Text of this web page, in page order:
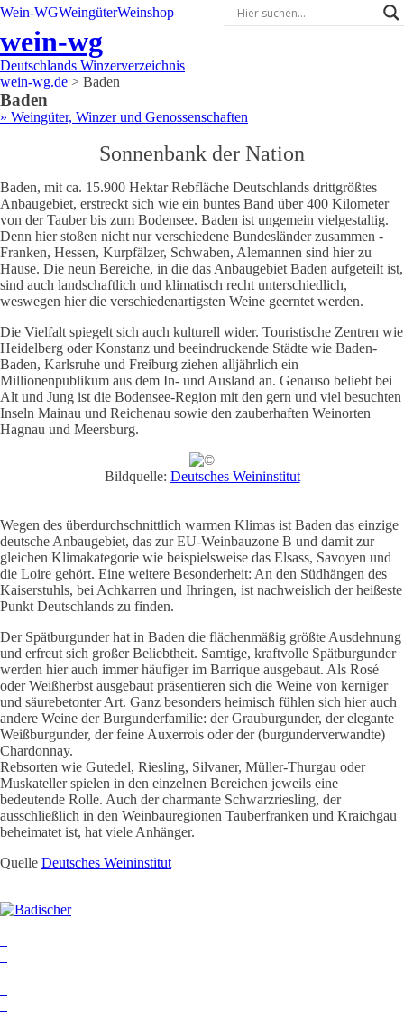
Wein-WGWeingüterWeinshop
wein-wg
Deutschlands Winzerverzeichnis
wein-wg.de > Baden
Baden
» Weingüter, Winzer und Genossenschaften
Sonnenbank der Nation
Baden, mit ca. 15.900 Hektar Rebfläche Deutschlands drittgrößtes
Anbaugebiet, erstreckt sich wie ein buntes Band über 400 Kilometer
von der Tauber bis zum Bodensee. Baden ist ungemein vielgestaltig.
Denn hier stoßen nicht nur verschiedene Bundesländer zusammen -
Franken, Hessen, Kurpfälzer, Schwaben, Alemannen sind hier zu
Hause. Die neun Bereiche, in die das Anbaugebiet Baden aufgeteilt ist,
sind auch landschaftlich und klimatisch recht unterschiedlich,
weswegen hier die verschiedenartigsten Weine geerntet werden.
Die Vielfalt spiegelt sich auch kulturell wider. Touristische Zentren wie
Heidelberg oder Konstanz und beeindruckende Städte wie Baden-
Baden, Karlsruhe und Freiburg ziehen alljährlich ein
Millionenpublikum aus dem In- und Ausland an. Genauso beliebt bei
Alt und Jung ist die Bodensee-Region mit den gern und viel besuchten
Inseln Mainau und Reichenau sowie den zauberhaften Weinorten
Hagnau und Meersburg.
Bildquelle: Deutsches Weininstitut
Wegen des überdurchschnittlich warmen Klimas ist Baden das einzige
deutsche Anbaugebiet, das zur EU-Weinbauzone B und damit zur
gleichen Klimakategorie wie beispielsweise das Elsass, Savoyen und
die Loire gehört. Eine weitere Besonderheit: An den Südhängen des
Kaiserstuhls, bei Achkarren und Ihringen, ist nachweislich der heißeste
Punkt Deutschlands zu finden.
Der Spätburgunder hat in Baden die flächenmäßig größte Ausdehnung
und erfreut sich großer Beliebtheit. Samtige, kraftvolle Spätburgunder
werden hier auch immer häufiger im Barrique ausgebaut. Als Rosé
oder Weißherbst ausgebaut präsentieren sich die Weine von kerniger
und säurebetonter Art. Ganz besonders heimisch fühlen sich hier auch
andere Weine der Burgunderfamilie: der Grauburgunder, der elegante
Weißburgunder, der feine Auxerrois oder der (burgunderverwandte)
Chardonnay.
Rebsorten wie Gutedel, Riesling, Silvaner, Müller-Thurgau oder
Muskateller spielen in den einzelnen Bereichen jeweils eine
bedeutende Rolle. Auch der charmante Schwarzriesling, der
ausschließlich in den Weinbauregionen Tauberfranken und Kraichgau
beheimatet ist, hat viele Anhänger.
Quelle Deutsches Weininstitut